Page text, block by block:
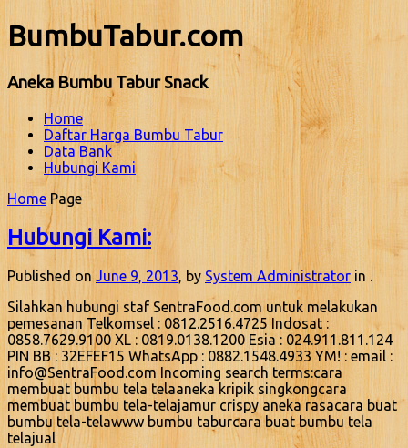
BumbuTabur.com
Aneka Bumbu Tabur Snack
Home
Daftar Harga Bumbu Tabur
Data Bank
Hubungi Kami
Home Page
Hubungi Kami:
Published on June 9, 2013, by System Administrator in .
Silahkan hubungi staf SentraFood.com untuk melakukan
pemesanan Telkomsel : 0812.2516.4725 Indosat :
0858.7629.9100 XL : 0819.0138.1200 Esia : 024.911.811.124
PIN BB : 32EFEF15 WhatsApp : 0882.1548.4933 YM! : email :
info@SentraFood.com Incoming search terms:cara
membuat bumbu tela telaaneka kripik singkongcara
membuat bumbu tela-telajamur crispy aneka rasacara buat
bumbu tela-telawww bumbu taburcara buat bumbu tela
telajual